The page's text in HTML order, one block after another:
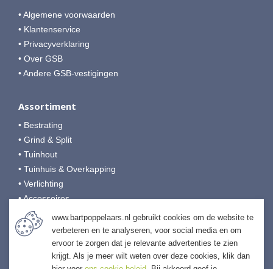
• Algemene voorwaarden
• Klantenservice
• Privacyverklaring
• Over GSB
• Andere GSB-vestigingen
Assortiment
• Bestrating
• Grind & Split
• Tuinhout
• Tuinhuis & Overkapping
• Verlichting
• Accessoires
• Afwerking & Onderhoud
Bart Poppelaars Tuinmaterialen
Weidehek 5
www.bartpoppelaars.nl gebruikt cookies om de website te
verbeteren en te analyseren, voor social media en om
ervoor te zorgen dat je relevante advertenties te zien
krijgt. Als je meer wilt weten over deze cookies, klik dan